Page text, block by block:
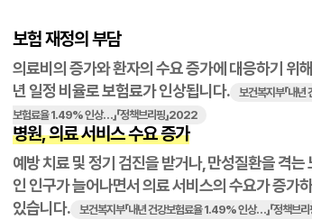
보험 재정의 부담
의료비의 증가와 환자의 수요 증가에 대응하기 위
년 일정 비율로 보험료가 인상됩니다.
보건복지부「내년
보험료율 1.49% 인상…」「정책브리핑」2022
병원, 의료 서비스 수요 증가
예방 치료 및 정기 검진을 받거나, 만성질환을 격는
인 인구가 늘어나면서 의료 서비스의 수요가 증가
있습니다.
보건복지부「내년 건강보험료율 1.49% 인상…」「정책브리